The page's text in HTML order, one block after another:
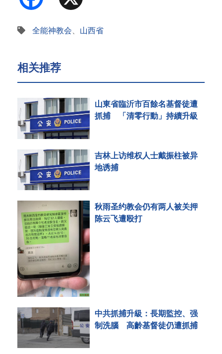
全能神教会、 山西省
相关推荐
山東省臨沂市百餘名基督徒遭
抓捕 「清零行動」持續升級
吉林上访维权人士戴振柱被异
地诱捕
秋雨圣约教会仍有两人被关押
陈云飞遭殴打
中共抓捕升級：長期監控、强
制洗腦 高齡基督徒仍遭抓捕